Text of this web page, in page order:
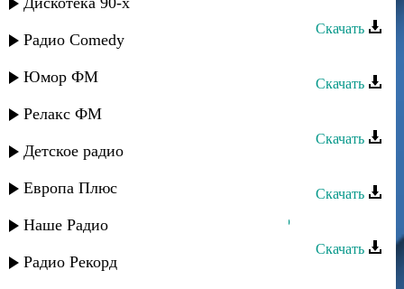
Радио Comedy
Юмор ФМ
Релакс ФМ
Детское радио
Европа Плюс
Наше Радио
Радио Рекорд
Скачать
Скачать
Насрула Абдулаев - Бродяга
Скачать
Насрула Абдулаев - Для души
Скачать
Насрула Абдулаев - Апарза сумчир
Скачать
Абдула Абдулаев - Йокьулей